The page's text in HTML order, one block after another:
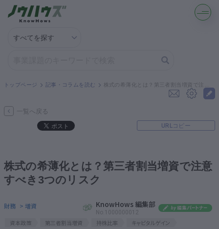
解決策を募集する
契約書ひな型を探す
専門家に電話する
無料で株価を算定
資本政策を無料でお試し
トップページ 記事・コラムを読む
一覧へ戻る
URLコピー
株式の希薄化とは？第三者割当増資で注意
すべき3つのリスク
財務 > 増資 KnowHows 編集部
No.1000000012
資本政策 第三者割当増資 持株比率
キャピタルゲイン